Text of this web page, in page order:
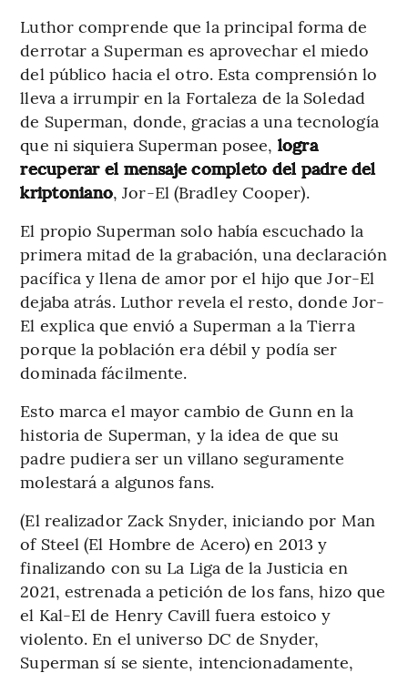
Luthor comprende que la principal forma de
derrotar a Superman es aprovechar el miedo
del público hacia el otro. Esta comprensión lo
lleva a irrumpir en la Fortaleza de la Soledad
de Superman, donde, gracias a una tecnología
que ni siquiera Superman posee, logra
recuperar el mensaje completo del padre del
kriptoniano, Jor-El (Bradley Cooper).
El propio Superman solo había escuchado la
primera mitad de la grabación, una declaración
pacífica y llena de amor por el hijo que Jor-El
dejaba atrás. Luthor revela el resto, donde Jor-
El explica que envió a Superman a la Tierra
porque la población era débil y podía ser
dominada fácilmente.
Esto marca el mayor cambio de Gunn en la
historia de Superman, y la idea de que su
padre pudiera ser un villano seguramente
molestará a algunos fans.
(El realizador Zack Snyder, iniciando por Man
of Steel (El Hombre de Acero) en 2013 y
finalizando con su La Liga de la Justicia en
2021, estrenada a petición de los fans, hizo que
el Kal-El de Henry Cavill fuera estoico y
violento. En el universo DC de Snyder,
Superman sí se siente, intencionadamente,